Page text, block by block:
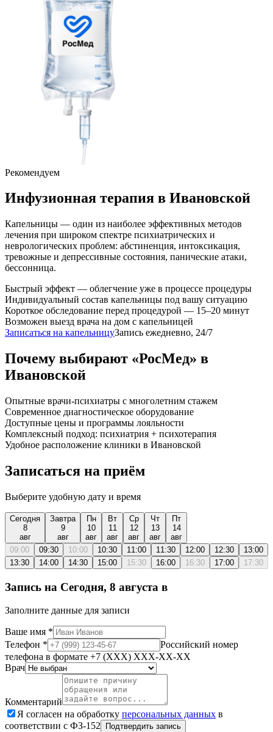
Рекомендуем
Инфузионная терапия в Ивановской
Капельницы — один из наиболее эффективных методов
лечения при широком спектре психиатрических и
неврологических проблем: абстиненция, интоксикация,
тревожные и депрессивные состояния, панические атаки,
бессонница.
Быстрый эффект — облегчение уже в процессе процедуры
Индивидуальный состав капельницы под вашу ситуацию
Короткое обследование перед процедурой — 15–20 минут
Возможен выезд врача на дом с капельницей
Записаться на капельницуЗапись ежедневно, 24/7
Почему выбирают «РосМед» в
Ивановской
Опытные врачи-психиатры с многолетним стажем
Современное диагностическое оборудование
Доступные цены и программы лояльности
Комплексный подход: психиатрия + психотерапия
Удобное расположение клиники в Ивановской
Записаться на приём
Выберите удобную дату и время
Сегодня
8
авг
Завтра
9
авг
Пн
10
авг
Вт
11
авг
Ср
12
авг
Чт
13
авг
Пт
14
авг
09:00
09:30 10:00 10:30 11:00 11:30 12:00 12:30
13:00
13:30
14:00 14:30 15:00 15:30 16:00 16:30 17:00 17:30
Запись на Сегодня, 8 августа в
Заполните данные для записи
Ваше имя *
Телефон *
Российский номер
телефона в формате +7 (XXX) XXX-XX-XX
Врач
Комментарий
Я согласен на обработку персональных данных в
соответствии с ФЗ-152
Подтвердить запись